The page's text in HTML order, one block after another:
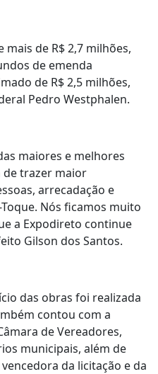
de R$ 2,7 milhões,
de emenda
de R$ 2,5 milhões,
Pedro Westphalen.
maiores e melhores
de trazer maior
arrecadação e
Nós ficamos muito
a Expodireto continue
Gilson dos Santos.
das obras foi realizada
contou com a
de Vereadores,
municipais, além de
da licitação e da